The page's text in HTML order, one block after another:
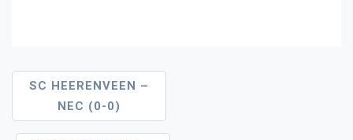
Bericht
Navigatie
SC HEERENVEEN –
NEC (0-0)